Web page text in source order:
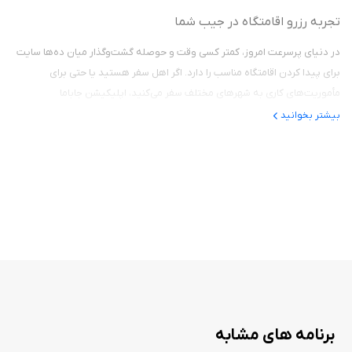
نحوه نصب اپلیکیشن جاباما:
برنامه را از طریق سیب ایرانی مستقیماً در iPhoneیا iPad خود دانلود
کنید.
با استفاده از Apple ID خود وارد شوید.
تجربه رزرو اقامتگاه در جیب شما
در دنیای پرسرعت امروز، کمتر کسی وقت و حوصله گشت‌و‌گذار میان ده‌ها سایت
برای پیدا کردن اقامتگاه مناسب را دارد. اگر اهل سفر هستید یا حتی برای
مأموریت‌های کاری به شهرهای مختلف سفر می‌کنید، اپلیکیشن جاباما
(Jabama) برای آیفون می‌تواند تبدیل به یکی از حیاتی‌ترین ابزارهای شما شود.بیشتر بخوانید
برنامه های مشابه